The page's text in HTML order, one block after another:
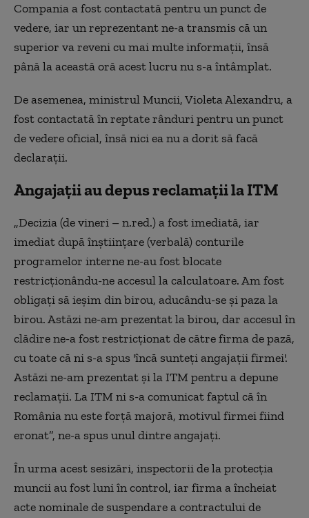
Compania a fost contactată pentru un punct de
vedere, iar un reprezentant ne-a transmis că un
superior va reveni cu mai multe informații, însă
până la această oră acest lucru nu s-a întâmplat.
De asemenea, ministrul Muncii, Violeta Alexandru, a
fost contactată în reptate rânduri pentru un punct
de vedere oficial, însă nici ea nu a dorit să facă
declarații.
Angajații au depus reclamații la ITM
„Decizia (de vineri – n.red.) a fost imediată, iar
imediat după înștiințare (verbală) conturile
programelor interne ne-au fost blocate
restricționându-ne accesul la calculatoare. Am fost
obligați să ieșim din birou, aducându-se și paza la
birou. Astăzi ne-am prezentat la birou, dar accesul în
clădire ne-a fost restricționat de către firma de pază,
cu toate că ni s-a spus 'încă sunteți angajații firmei'.
Astăzi ne-am prezentat și la ITM pentru a depune
reclamații. La ITM ni s-a comunicat faptul că în
România nu este forță majoră, motivul firmei fiind
eronat”, ne-a spus unul dintre angajați.
În urma acest sesizări, inspectorii de la protecția
muncii au fost luni în control, iar firma a încheiat
acte nominale de suspendare a contractului de